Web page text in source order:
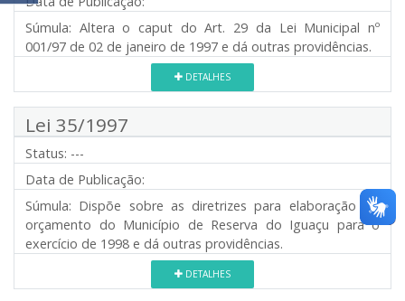
Súmula: Altera o caput do Art. 29 da Lei Municipal nº
001/97 de 02 de janeiro de 1997 e dá outras providências.
DETALHES
Lei 35/1997
Status: ---
Data de Publicação:
Súmula: Dispõe sobre as diretrizes para elaboração do
orçamento do Município de Reserva do Iguaçu para o
exercício de 1998 e dá outras providências.
DETALHES